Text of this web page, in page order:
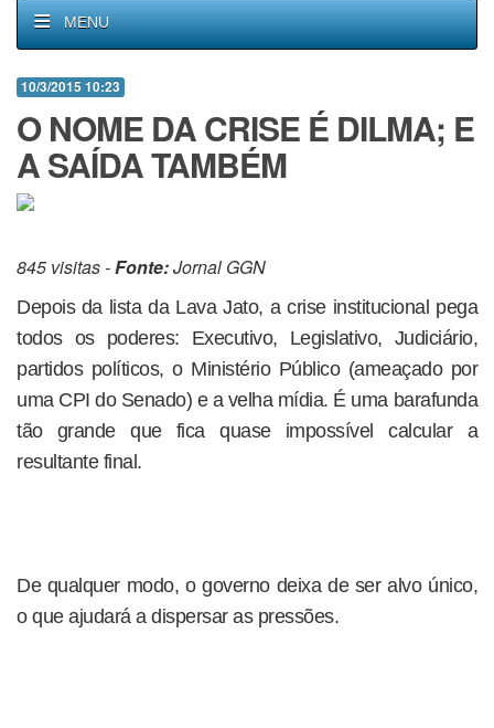
MENU
10/3/2015 10:23
O NOME DA CRISE É DILMA; E
A SAÍDA TAMBÉM
845 visitas -Fonte:Jornal GGN
Depois da lista da Lava Jato, a crise institucional pega
todos os poderes: Executivo, Legislativo, Judiciário,
partidos políticos, o Ministério Público (ameaçado por
uma CPI do Senado) e a velha mídia. É uma barafunda
tão grande que fica quase impossível calcular a
resultante final.
De qualquer modo, o governo deixa de ser alvo único,
o que ajudará a dispersar as pressões.